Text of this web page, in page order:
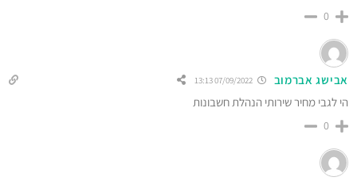
0
אבישג אברמוב 07/09/2022 13:13
הי לגבי מחיר שירותי הנהלת חשבונות
0